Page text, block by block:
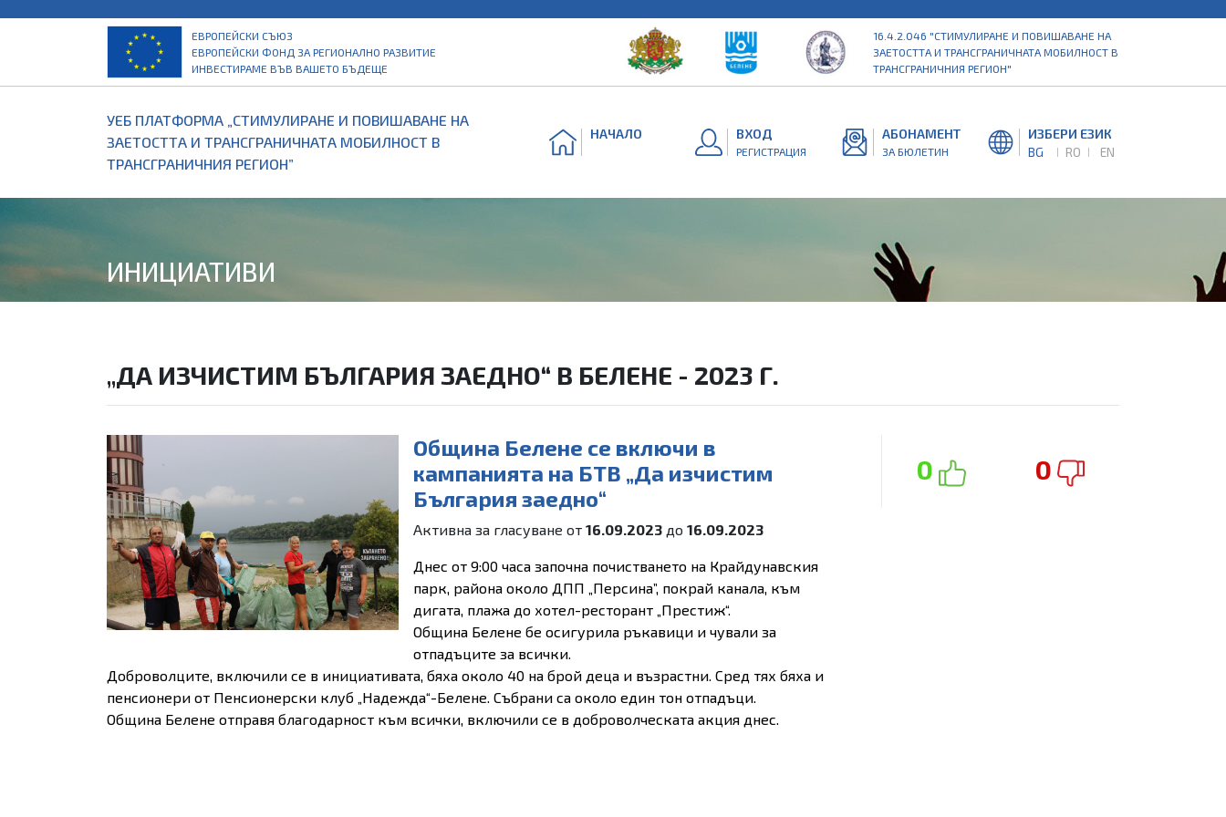
ЕВРОПЕЙСКИ СЪЮЗ
ЕВРОПЕЙСКИ ФОНД ЗА РЕГИОНАЛНО РАЗВИТИЕ
ИНВЕСТИРАМЕ ВЪВ ВАШЕТО БЪДЕЩЕ
16.4.2.046 "СТИМУЛИРАНЕ И ПОВИШАВАНЕ НА
ЗАЕТОСТТА И ТРАНСГРАНИЧНАТА МОБИЛНОСТ В
ТРАНСГРАНИЧНИЯ РЕГИОН"
УЕБ ПЛАТФОРМА „СТИМУЛИРАНЕ И ПОВИШАВАНЕ НА
ЗАЕТОСТТА И ТРАНСГРАНИЧНАТА МОБИЛНОСТ В
ТРАНСГРАНИЧНИЯ РЕГИОН”
НАЧАЛО ВХОД
РЕГИСТРАЦИЯ
АБОНАМЕНТ
ЗА БЮЛЕТИН
ИЗБЕРИ ЕЗИК
BG
RO EN
ИНИЦИАТИВИ
„ДА ИЗЧИСТИМ БЪЛГАРИЯ ЗАЕДНО“ В БЕЛЕНЕ - 2023 Г.
Община Белене се включи в
кампанията на БТВ „Да изчистим
България заедно“
Активна за гласуване от 16.09.2023 до 16.09.2023
Днес от 9:00 часа започна почистването на Крайдунавския
парк, района около ДПП „Персина”, покрай канала, към
дигата, плажа до хотел-ресторант „Престиж“.
Община Белене бе осигурила ръкавици и чували за
отпадъците за всички.
Доброволците, включили се в инициативата, бяха около 40 на брой деца и възрастни. Сред тях бяха и
пенсионери от Пенсионерски клуб „Надежда“-Белене. Събрани са около един тон отпадъци.
Община Белене отправя благодарност към всички, включили се в доброволческата акция днес.
0 0